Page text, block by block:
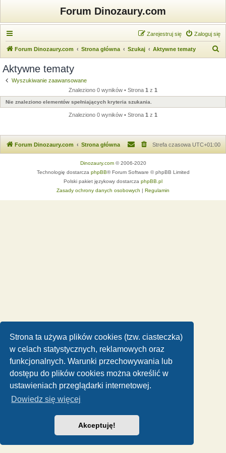
Strona ta używa plików cookies (tzw. ciasteczka)
w celach statystycznych, reklamowych oraz
funkcjonalnych. Warunki przechowywania lub
dostępu do plików cookies można określić w
ustawieniach przeglądarki internetowej.
Dowiedz się więcej
Akceptuję!
Forum Dinozaury.com
Zaloguj się
Zarejestruj się
Forum Dinozaury.com Strona główna Szukaj Aktywne tematy
a
j
Aktywne tematy
Wyszukiwanie zaawansowane
Znaleziono 0 wyników • Strona 1 z 1
Nie znaleziono elementów spełniających kryteria szukania.
Znaleziono 0 wyników • Strona 1 z 1
Forum Dinozaury.com Strona główna Strefa czasowa UTC+01:00
Dinozaury.com© 2006-2020
Technologię dostarcza phpBB® Forum Software © phpBB Limited
Polski pakiet językowy dostarcza phpBB.pl
Zasady ochrony danych osobowych | Regulamin